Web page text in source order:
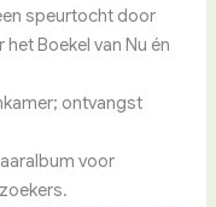
speurtocht door
Boekel van Nu én
ontvangst
voor